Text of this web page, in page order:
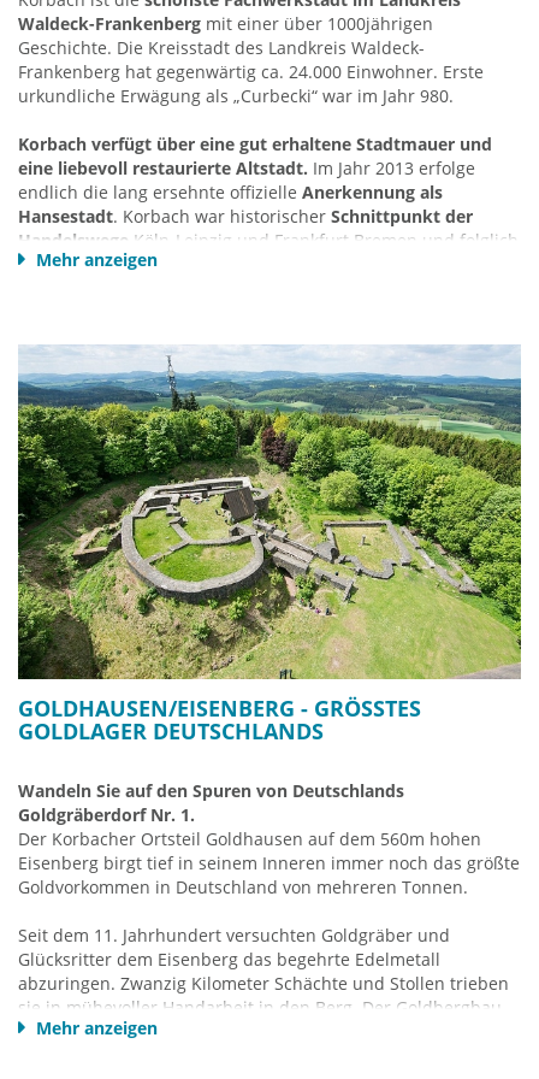
Homepage Stadtführungen
Waldeck-Frankenberg mit einer über 1000jährigen
Geschichte. Die Kreisstadt des Landkreis Waldeck-
Frankenberg hat gegenwärtig ca. 24.000 Einwohner. Erste
urkundliche Erwägung als „Curbecki“ war im Jahr 980.
Korbach verfügt über eine gut erhaltene Stadtmauer und
eine liebevoll restaurierte Altstadt. Im Jahr 2013 erfolge
endlich die lang ersehnte offizielle Anerkennung als
Hansestadt. Korbach war historischer Schnittpunkt der
Handelswege Köln-Leipzig und Frankfurt Bremen und folglich
eine wohlhabende Stadt. 1469 trat Korbach der Hanse bei
Einkaufsmöglichkeiten zwischen Kassel, Paderborn, Marburg
und Siegen. Die Haupteinkaufsstraße ist nicht Teil der
historischen Altstadt, sondern führt von der Altstadt zum
Bahnhof.
In Korbach wurde seinerzeit auchGoldgeschürft und bis
heute finden sich in den Bächen immer wieder kleine
Goldpartikel. Sehenswert ist auch die „Korbacher Spalte“,
eine der bedeutendsten Fossilienfundstellen der nördlichen
Hemisphäre. Sie ist Teil desGeopark-GrenzWelten.
Homepage Korbach-Tourismus
Mehr anzeigen
GOLDHAUSEN/EISENBERG - GRÖSSTES G
OLDLAGER DEUTSCHLANDS
Wandeln Sie auf den Spuren von Deutschlands
Goldgräberdorf Nr. 1.
Der Korbacher Ortsteil Goldhausen auf dem 560m hohen
Eisenberg birgt tief in seinem Inneren immer noch das größte
Goldvorkommen in Deutschland von mehreren Tonnen.
Seit dem 11. Jahrhundert versuchten Goldgräber und
Glücksritter dem Eisenberg das begehrte Edelmetall
abzuringen. Zwanzig Kilometer Schächte und Stollen trieben
sie in mühevoller Handarbeit in den Berg. Der Goldbergbau
endete mit dem 30jährigen Krieg. Zuletzt wurden in den 80er
Mehr anzeigen